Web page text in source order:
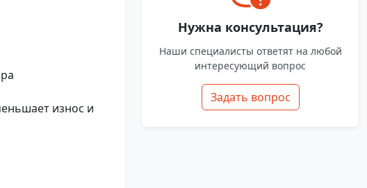
износ и
Нужна консультация?
Наши специалисты ответят на любой
интересующий вопрос
Задать вопрос